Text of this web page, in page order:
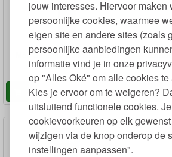
jouw interesses. Hiervoor maken
persoonlijke cookies, waarmee
eigen site en andere sites (zoals
persoonlijke aanbiedingen
informatie vind je in onze
op "Alles Oké" om alle cookies te
Kies je ervoor om te weigeren?
uitsluitend functionele cookies.
cookievoorkeuren op elk
wijzigen via de knop onderop de
instellingen aanpassen".
Men Sensitiv Scheerschuim
Foam 150 ml
€6,89